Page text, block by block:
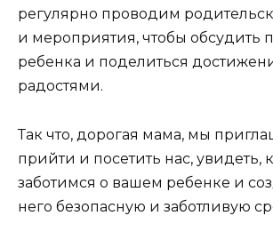
регулярно проводим
и мероприятия, чтобы обсудить
ребенка и поделиться
радостями.
Так что, дорогая мама, мы
прийти и посетить нас, увидеть,
заботимся о вашем ребенке и
него безопасную и заботливую